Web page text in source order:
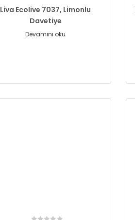
Liva Ecolive 7037, Limonlu
Davetiye
Devamını oku